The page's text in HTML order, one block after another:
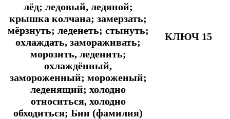
лёд; ледовый, ледяной;
крышка колчана; замерзать;
мёрзнуть; леденеть; стынуть;
охлаждать, замораживать;
морозить, леденить;
охлаждённый,
замороженный; мороженый;
леденящий; холодно
относиться, холодно
обходиться; Бин (фамилия)
КЛЮЧ 15